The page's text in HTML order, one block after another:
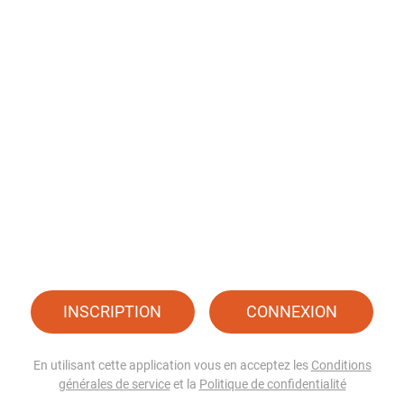
INSCRIPTION CONNEXION
En utilisant cette application vous en acceptez les Conditions
générales de serviceet la Politique de confidentialité